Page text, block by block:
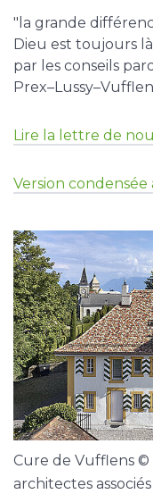
"la grande
Dieu est toujours
par les conseils
Lire la lettre de
Version
Cure de Vufflens ©
architectes associés